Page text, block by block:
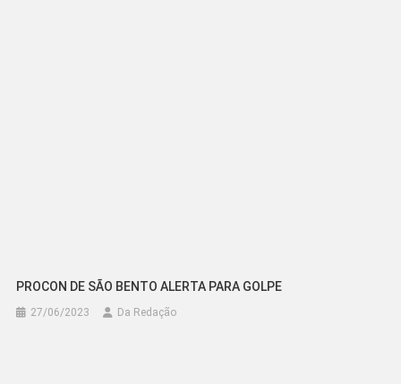
PROCON DE SÃO BENTO ALERTA PARA GOLPE
27/06/2023 Da Redação